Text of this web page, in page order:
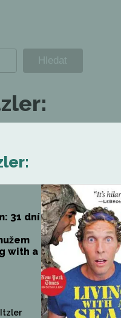
31 dní
with a